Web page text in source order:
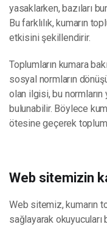
yasaklarken, bazıları
Bu farklılık, kumarın
etkisini şekillendirir.
Toplumların kumara
sosyal normların
olan ilgisi, bu
bulunabilir. Böylece
ötesine geçerek
Web sitemizin
Web sitemiz, kumarın
sağlayarak okuyucuları